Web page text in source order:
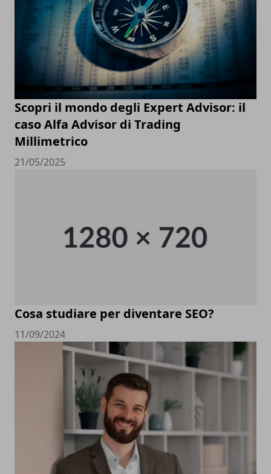
Scopri il mondo degli Expert Advisor: il
caso Alfa Advisor di Trading
Millimetrico
21/05/2025
Cosa studiare per diventare SEO?
11/09/2024